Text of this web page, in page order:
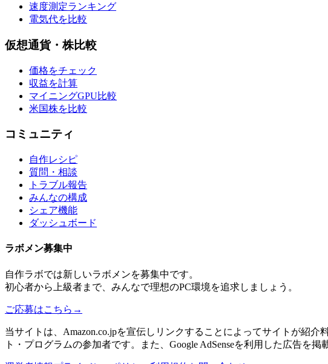
速度測定ランキング
電気代を比較
仮想通貨・株比較
価格をチェック
収益を計算
マイニングGPU比較
米国株を比較
コミュニティ
自作レシピ
質問・相談
トラブル報告
みんなの構成
シェア機能
ダッシュボード
ラボメン募集中
自作ラボでは新しいラボメンを募集中です。
初心者から上級者まで、みんなで理想のPC環境を追求しましょう。
ご応募はこちら →
当サイトは、Amazon.co.jpを宣伝しリンクすることによってサイトが紹
ト・プログラムの参加者です。また、Google AdSenseを利用した広告を掲